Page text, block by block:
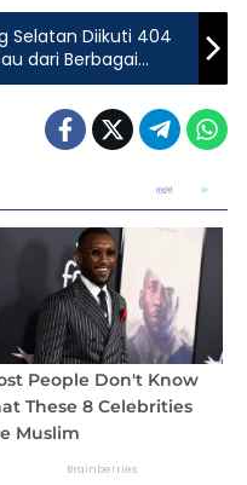
Selatan Diikuti 404
dari Berbagai
Bergengsi